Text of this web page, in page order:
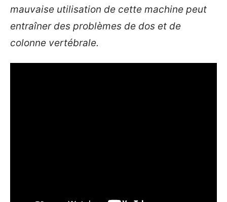
mauvaise utilisation de cette machine peut
entraîner des problèmes de dos et de
colonne vertébrale.